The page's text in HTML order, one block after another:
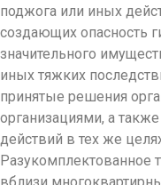
поджога или иных
создающих опасность
значительного
иных тяжких
принятые решения
организациями, а
действий в тех же
Разукомплектованное